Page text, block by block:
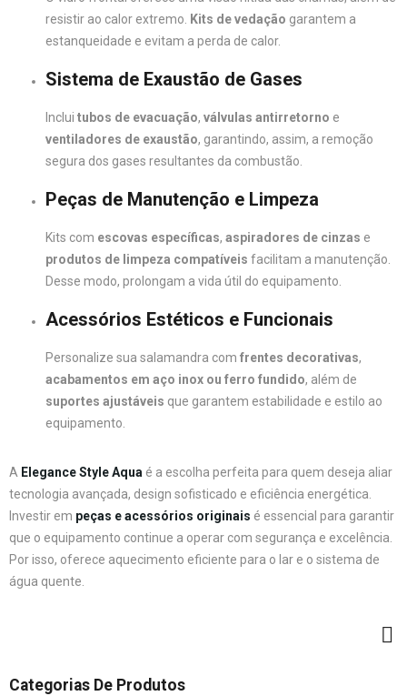
resistir ao calor extremo. Kits de vedação garantem a
estanqueidade e evitam a perda de calor.
Sistema de Exaustão de Gases
Inclui tubos de evacuação, válvulas antirretorno e
ventiladores de exaustão, garantindo, assim, a remoção
segura dos gases resultantes da combustão.
Peças de Manutenção e Limpeza
Kits com escovas específicas, aspiradores de cinzas e
produtos de limpeza compatíveis facilitam a manutenção.
Desse modo, prolongam a vida útil do equipamento.
Acessórios Estéticos e Funcionais
Personalize sua salamandra com frentes decorativas,
acabamentos em aço inox ou ferro fundido, além de
suportes ajustáveis que garantem estabilidade e estilo ao
equipamento.
A Elegance Style Aqua é a escolha perfeita para quem deseja aliar
tecnologia avançada, design sofisticado e eficiência energética.
Investir em peças e acessórios originais é essencial para garantir
que o equipamento continue a operar com segurança e excelência.
Por isso, oferece aquecimento eficiente para o lar e o sistema de
água quente.
Categorias De Produtos